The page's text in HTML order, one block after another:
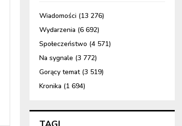
Wiadomości (13 276)
Wydarzenia (6 692)
Społeczeństwo (4 571)
Na sygnale (3 772)
Gorący temat(3 519)
Kronika (1 694)